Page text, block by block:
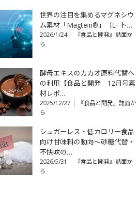
世界の注目を集めるマグネシウ
ム素材「Magtein®」（L- ト…
2026/1/24
『食品と開発』誌面か
ら
酵母エキスのカカオ原料代替へ
の利用【食品と開発 12月号素
材レポ…
2025/12/27
『食品と開発』誌面か
ら
シュガーレス・低カロリー食品
向け甘味料の動向～砂糖代替・
不快味の…
2026/5/31
『食品と開発』誌面か
ら